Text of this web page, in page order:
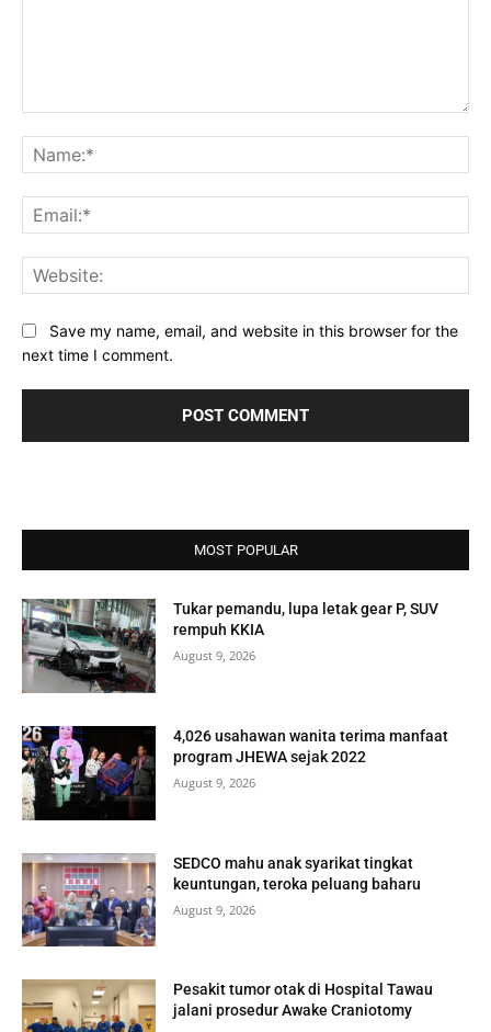
Save my name, email, and website in this browser for the
next time I comment.
MOST POPULAR
Tukar pemandu, lupa letak gear P, SUV
rempuh KKIA
August 9, 2026
4,026 usahawan wanita terima manfaat
program JHEWA sejak 2022
August 9, 2026
SEDCO mahu anak syarikat tingkat
keuntungan, teroka peluang baharu
August 9, 2026
Pesakit tumor otak di Hospital Tawau
jalani prosedur Awake Craniotomy